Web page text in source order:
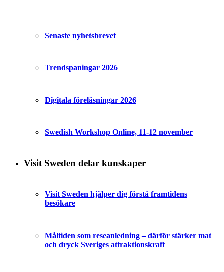
Senaste nyhetsbrevet
Trendspaningar 2026
Digitala föreläsningar 2026
Swedish Workshop Online, 11-12 november
Visit Sweden delar kunskaper
Visit Sweden hjälper dig förstå framtidens
besökare
Måltiden som reseanledning – därför stärker mat
och dryck Sveriges attraktionskraft